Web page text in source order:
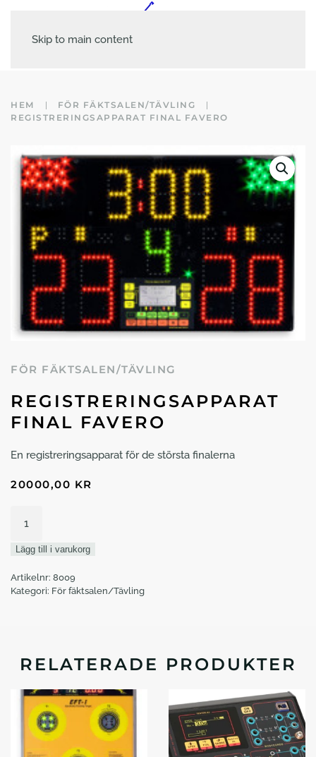
Skip to main content
HEM
FÖR FÄKTSALEN/TÄVLING
REGISTRERINGSAPPARAT FINAL FAVERO
FÖR FÄKTSALEN/TÄVLING
REGISTRERINGSAPPARAT
FINAL FAVERO
En registreringsapparat för de största finalerna
20000,00 KR
Final
Favero
Lägg till i varukorg
Artikelnr: 8009
Kategori: För fäktsalen/Tävling
RELATERADE PRODUKTER